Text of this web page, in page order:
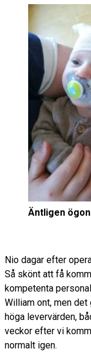
Äntligen
Nio dagar efter
Så skönt att få
kompetenta
William ont, men det
höga levervärden,
veckor efter vi
normalt igen.